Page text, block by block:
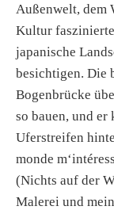
Außenwelt, dem
Kultur
japanische
besichtigen. Die
Bogenbrücke
so bauen, und er
Uferstreifen
monde
(Nichts auf der
Malerei und